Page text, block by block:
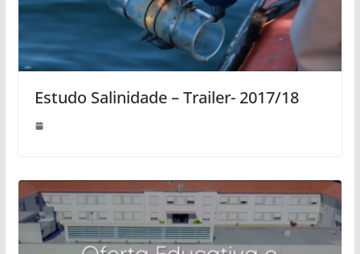
Estudo Salinidade – Trailer- 2017/18